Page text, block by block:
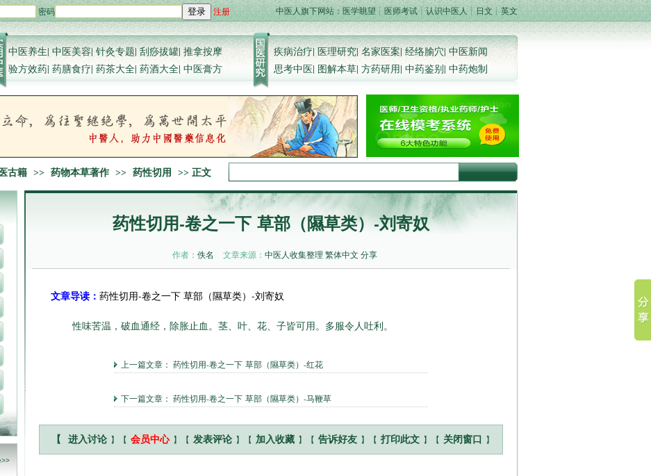
密码 登录 注册 中医人旗下网站：医学眺望 ┊医师考试┊ 认识中医人┊ 日文 ┊英文
中医养生|中医美容|针灸专题|刮痧拔罐|推拿按摩
验方效药| 药膳食疗| 药茶大全| 药酒大全| 中医膏方
疾病治疗|医理研究|名家医案|经络腧穴|中医新闻
思考中医| 图解本草| 方药研用| 中药鉴别| 中药炮制
古籍 >> 药物本草著作 >> 药性切用 >> 正文
药性切用-卷之一下 草部（隰草类）-刘寄奴
作者： 佚名 文章来源： 中医人收集整理 繁体中文 分享
文章导读： 药性切用-卷之一下 草部（隰草类）-刘寄奴
性味苦温，破血通经，除胀止血。茎、叶、花、子皆可用。多服令人吐利。
上一篇文章： 药性切用-卷之一下 草部（隰草类）-红花
下一篇文章： 药性切用-卷之一下 草部（隰草类）-马鞭草
【 进入讨论 】【 会员中心 】【 发表评论 】【 加入收藏 】【 告诉好友 】【 打印此文 】【 关闭窗口 】